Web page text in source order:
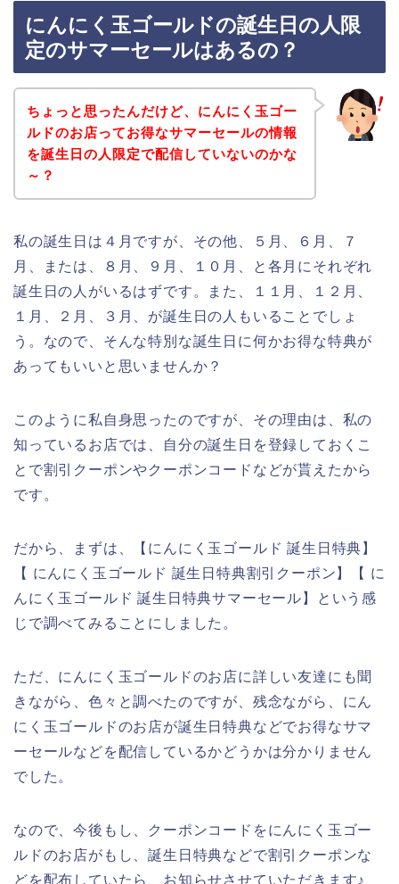
にんにく玉ゴールドの誕生日の人限
定のサマーセールはあるの？
ちょっと思ったんだけど、にんにく玉ゴー
ルドのお店ってお得なサマーセールの情報
を誕生日の人限定で配信していないのかな
～？
私の誕生日は４月ですが、その他、５月、６月、７
月、または、８月、９月、１０月、と各月にそれぞれ
誕生日の人がいるはずです。また、１１月、１２月、
１月、２月、３月、が誕生日の人もいることでしょ
う。なので、そんな特別な誕生日に何かお得な特典が
あってもいいと思いませんか？
このように私自身思ったのですが、その理由は、私の
知っているお店では、自分の誕生日を登録しておくこ
とで割引クーポンやクーポンコードなどが貰えたから
です。
だから、まずは、【にんにく玉ゴールド 誕生日特典】
【 にんにく玉ゴールド 誕生日特典割引クーポン】【 に
んにく玉ゴールド 誕生日特典サマーセール】という感
じで調べてみることにしました。
ただ、にんにく玉ゴールドのお店に詳しい友達にも聞
きながら、色々と調べたのですが、残念ながら、にん
にく玉ゴールドのお店が誕生日特典などでお得なサマ
ーセールなどを配信しているかどうかは分かりません
でした。
なので、今後もし、クーポンコードをにんにく玉ゴー
ルドのお店がもし、誕生日特典などで割引クーポンな
どを配布していたら、お知らせさせていただきます♪